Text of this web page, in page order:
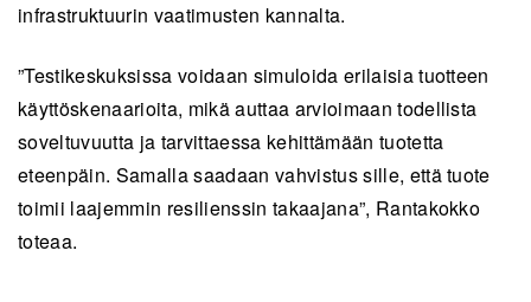
infrastruktuurin vaatimusten kannalta.
”Testikeskuksissa voidaan simuloida erilaisia tuotteen
käyttöskenaarioita, mikä auttaa arvioimaan todellista
soveltuvuutta ja tarvittaessa kehittämään tuotetta
eteenpäin. Samalla saadaan vahvistus sille, että tuote
toimii laajemmin resilienssin takaajana”, Rantakokko
toteaa.